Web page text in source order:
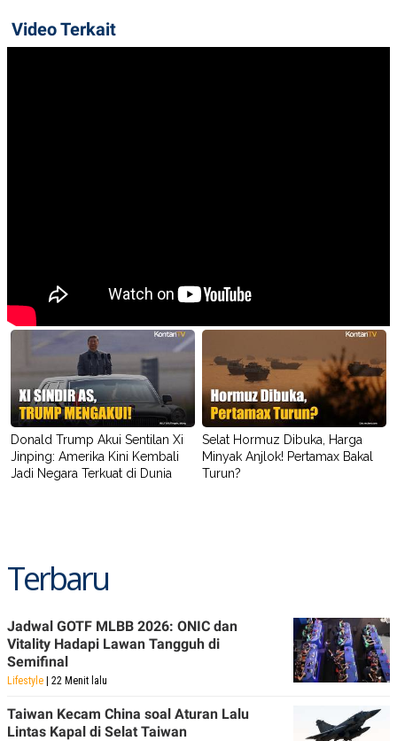
Video Terkait
Donald Trump Akui Sentilan Xi
Jinping: Amerika Kini Kembali
Jadi Negara Terkuat di Dunia
Selat Hormuz Dibuka, Harga
Minyak Anjlok! Pertamax Bakal
Turun?
Terbaru
Jadwal GOTF MLBB 2026: ONIC dan
Vitality Hadapi Lawan Tangguh di
Semifinal
Lifestyle | 22 Menit lalu
Taiwan Kecam China soal Aturan Lalu
Lintas Kapal di Selat Taiwan